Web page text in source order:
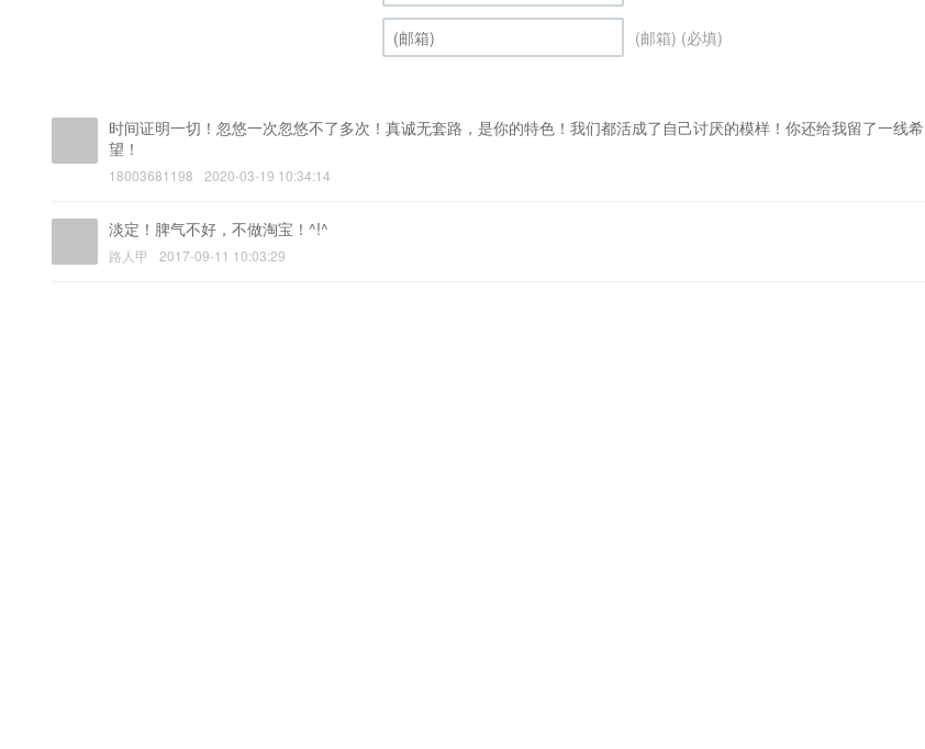
(邮箱) (必填)
时间证明一切！忽悠一次忽悠不了多次！真诚无套路，是你的特色！我们都活成了自己讨厌的模样！你还给我留了一线希
望！
18003681198 2020-03-19 10:34:14
淡定！脾气不好，不做淘宝！^!^
路人甲 2017-09-11 10:03:29